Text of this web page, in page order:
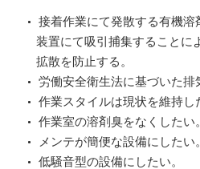
接着作業にて発散する有機
装置にて吸引捕集することに
拡散を防止する。
労働安全衛生法に基づいた排
作業スタイルは現状を維持し
作業室の溶剤臭をなくしたい。
メンテが簡便な設備にしたい。
低騒音型の設備にしたい。